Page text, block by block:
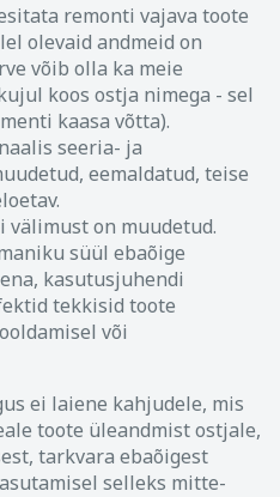
remonti vajava toote
olevaid andmeid on
võib olla ka meie
koos ostja nimega - sel
kaasa võtta).
seeria- ja
eemaldatud, teise
on muudetud.
süül ebaõige
kasutusjuhendi
tekkisid toote
või
ei laiene kahjudele, mis
toote üleandmist ostjale,
tarkvara ebaõigest
selleks mitte-